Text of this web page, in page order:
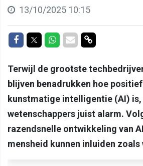
13/10/2025 10:15
Delen op Facebook
Delen op Twitter
Delen op Whatsapp
Delen via Mail
Delen via link
Terwijl de grootste
blijven benadrukken hoe
kunstmatige intelligentie (AI) is,
wetenschappers juist alarm.
razendsnelle ontwikkeling van
mensheid kunnen inluiden zoals